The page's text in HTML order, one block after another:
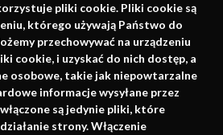
pliki cookie. Pliki cookie są
którego używają Państwo do
przechowywać na urządzeniu
cookie, i uzyskać do nich dostęp, a
osobowe, takie jak niepowtarzalne
informacje wysyłane przez
są jedynie pliki, które
strony. Włączenie
e-learning, wydawnictwo